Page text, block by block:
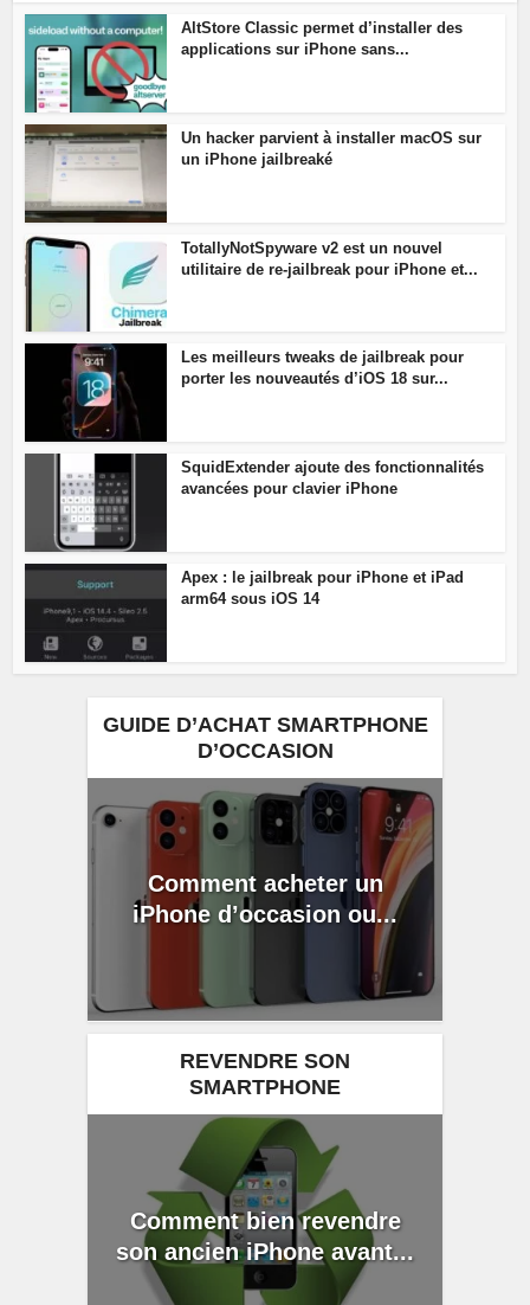
AltStore Classic permet d’installer des
applications sur iPhone sans...
Un hacker parvient à installer macOS sur
un iPhone jailbreaké
TotallyNotSpyware v2 est un nouvel
utilitaire de re-jailbreak pour iPhone et...
Les meilleurs tweaks de jailbreak pour
porter les nouveautés d’iOS 18 sur...
SquidExtender ajoute des fonctionnalités
avancées pour clavier iPhone
Apex : le jailbreak pour iPhone et iPad
arm64 sous iOS 14
GUIDE D’ACHAT SMARTPHONE
D’OCCASION
Comment acheter un
iPhone d’occasion ou...
REVENDRE SON
SMARTPHONE
Comment bien revendre
son ancien iPhone avant...